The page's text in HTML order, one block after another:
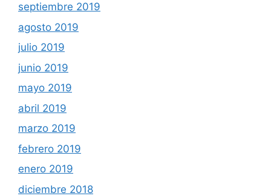
septiembre 2019
agosto 2019
julio 2019
junio 2019
mayo 2019
abril 2019
marzo 2019
febrero 2019
enero 2019
diciembre 2018